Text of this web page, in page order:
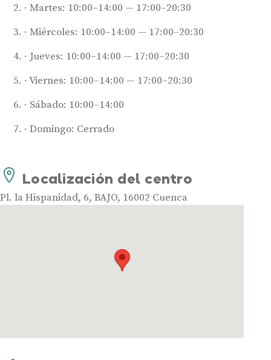
Martes: 10:00–14:00 — 17:00–20:30
Miércoles: 10:00–14:00 — 17:00–20:30
Jueves: 10:00–14:00 — 17:00–20:30
Viernes: 10:00–14:00 — 17:00–20:30
Sábado: 10:00–14:00
Domingo: Cerrado
Localización del centro
Pl. la Hispanidad, 6, BAJO, 16002 Cuenca
Mejores marcas de audífonos
Tipos de audífonos para la sordera
Audífonos baratos
Audífonos inteligentes